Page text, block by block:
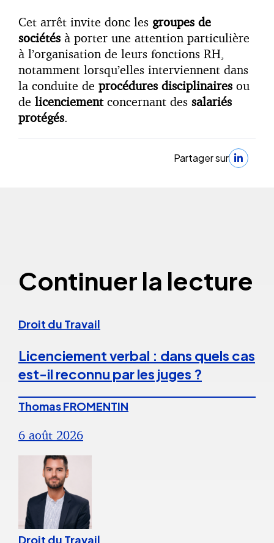
Cet arrêt invite donc les groupes de
sociétés à porter une attention particulière
à l’organisation de leurs fonctions RH,
notamment lorsqu’elles interviennent dans
la conduite de procédures disciplinaires ou
de licenciementconcernant des salariés
protégés.
Partager sur
Continuer la lecture
Droit du Travail
Licenciement verbal : dans quels cas
est-il reconnu par les juges ?
Thomas FROMENTIN
6 août 2026
Droit du Travail